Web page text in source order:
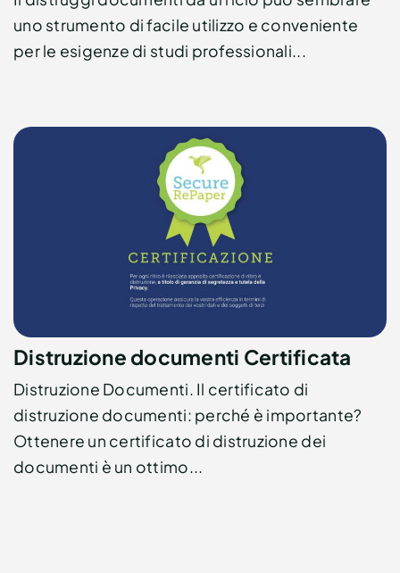
uno strumento di facile utilizzo e conveniente
per le esigenze di studi professionali...
Distruzione documenti Certificata
Distruzione Documenti. Il certificato di
distruzione documenti: perché è importante?
Ottenere un certificato di distruzione dei
documenti è un ottimo...